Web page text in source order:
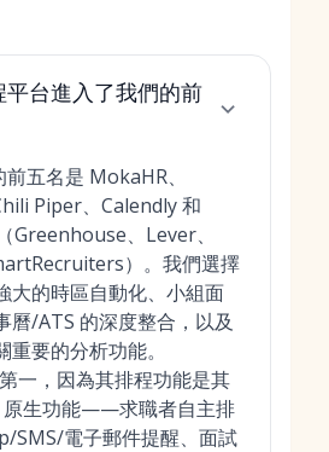
台進入了我們的前
五名是 MokaHR、
Piper、Calendly 和
Greenhouse、Lever、
）。我們選擇
大的時區自動化、小組面
曆/ATS 的深度整合，以及
要的分析功能。
一，因為其排程功能是其
原生功能——求職者自主排
SMS/電子郵件提醒、面試